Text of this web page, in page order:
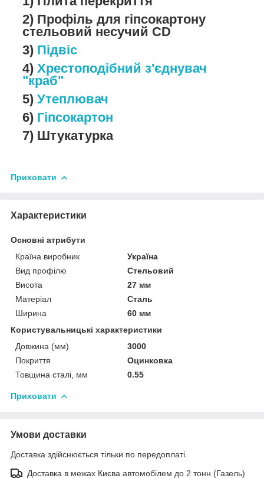
2) Профіль для гіпсокартону
стельовий несучий CD
3) Підвіс
4) Хрестоподібний з'єднувач
"краб"
5) Утеплювач
6) Гіпсокартон
7) Штукатурка
Приховати
Характеристики
Основні атрибути
Країна виробник
Україна
Вид профілю
Стельовий
Висота
27 мм
Матеріал
Сталь
Ширина
60 мм
Користувальницькі характеристики
Довжина (мм)
3000
Покриття
Оцинковка
Товщина сталі, мм
0.55
Приховати
Умови доставки
Доставка здійснюється тільки по передоплаті.
Доставка в межах Києва автомобілем до 2 тонн (Газель)